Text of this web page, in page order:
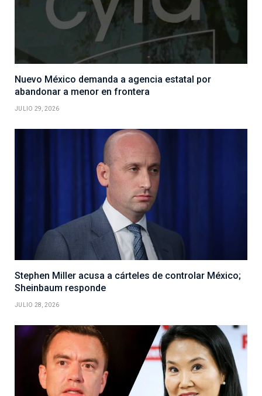
Nuevo México demanda a agencia estatal por
abandonar a menor en frontera
JULIO 29, 2026
Stephen Miller acusa a cárteles de controlar México;
Sheinbaum responde
JULIO 28, 2026